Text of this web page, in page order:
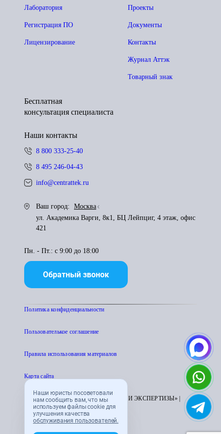
Наши юристы посоветовали
нам сообщить вам, что мы
используем файлы cookie для
улучшения качества
обслуживания пользователей.
Проекты
Документы
Контакты
Журнал Аттэк
Товарный знак
Лаборатория
Регистрация ПО
Лицензирование
Бесплатная
консультация специалиста
Наши контакты
8 800 333-25-40
8 495 246-04-43
info@centrattek.ru
Ваш город:
Москва
ул. Академика Варги, 8к1, БЦ Лейпциг, 4 этаж, офис
421
Пн. - Пт.: с 9:00 до 18:00
Обратный звонок
Политика конфиденциальности
Пользователькое соглашение
Правила использования материалов
Карта сайта
© 1995 - 2026 «ЦЕНТР АТТЕСТАЦИИ И ЭКСПЕРТИЗЫ» |
CENTRATTEK.RU